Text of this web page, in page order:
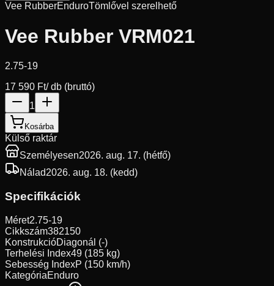
Vee RubberEnduroTömlővel szerelhető
Vee Rubber VRM021
2.75-19
17 590 Ft/ db (bruttó)
1
Kosárba
Külső raktár
Személyesen2026. aug. 17. (hétfő)
Nálad2026. aug. 18. (kedd)
Specifikációk
Méret2.75-19
Cikkszám382150
KonstrukcióDiagonál (-)
Terhelési Index49 (185 kg)
Sebesség IndexP (150 km/h)
KategóriaEnduro